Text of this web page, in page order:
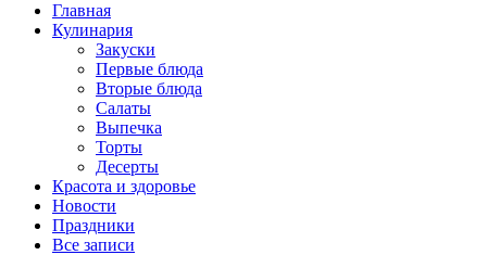
Главная
Кулинария
Закуски
Первые блюда
Вторые блюда
Салаты
Выпечка
Торты
Десерты
Красота и здоровье
Новости
Праздники
Все записи